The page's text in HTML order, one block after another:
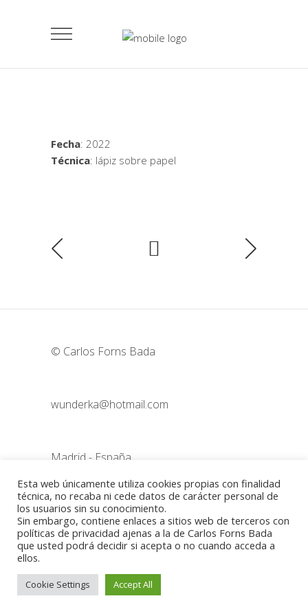
Fecha: 2022
Técnica: lápiz sobre papel
© Carlos Forns Bada
wunderka@hotmail.com
Madrid - España
Política de cookies-Aviso legal
Esta web únicamente utiliza cookies propias con finalidad
técnica, no recaba ni cede datos de carácter personal de
los usuarios sin su conocimiento.
Sin embargo, contiene enlaces a sitios web de terceros con
políticas de privacidad ajenas a la de Carlos Forns Bada
que usted podrá decidir si acepta o no cuando acceda a
ellos.
Cookie Settings Accept All